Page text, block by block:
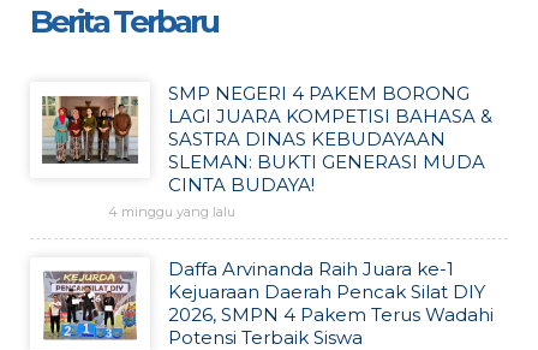
Berita Terbaru
SMP NEGERI 4 PAKEM BORONG
LAGI JUARA KOMPETISI BAHASA &
SASTRA DINAS KEBUDAYAAN
SLEMAN: BUKTI GENERASI MUDA
CINTA BUDAYA!
4 minggu yang lalu
Daffa Arvinanda Raih Juara ke-1
Kejuaraan Daerah Pencak Silat DIY
2026, SMPN 4 Pakem Terus Wadahi
Potensi Terbaik Siswa